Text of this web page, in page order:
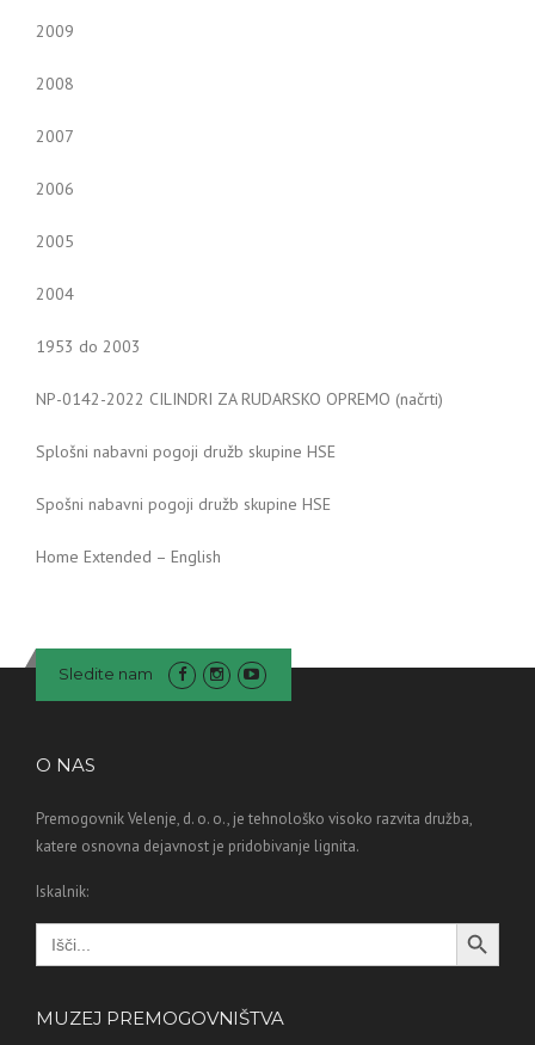
2009
2008
2007
2006
2005
2004
1953 do 2003
NP-0142-2022 CILINDRI ZA RUDARSKO OPREMO (načrti)
Splošni nabavni pogoji družb skupine HSE
Spošni nabavni pogoji družb skupine HSE
Home Extended – English
Sledite nam
O NAS
Premogovnik Velenje, d. o. o., je tehnološko visoko razvita družba,
katere osnovna dejavnost je pridobivanje lignita.
Iskalnik:
Search
for:
Search Button
MUZEJ PREMOGOVNIŠTVA